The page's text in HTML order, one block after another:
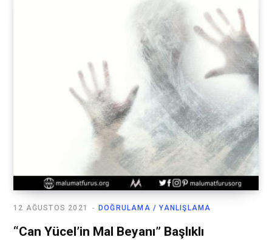
DOĞRULAMA / YANLIŞLAMA
12 AĞUSTOS 2021
“Can Yücel’in Mal Beyanı” Başlıklı